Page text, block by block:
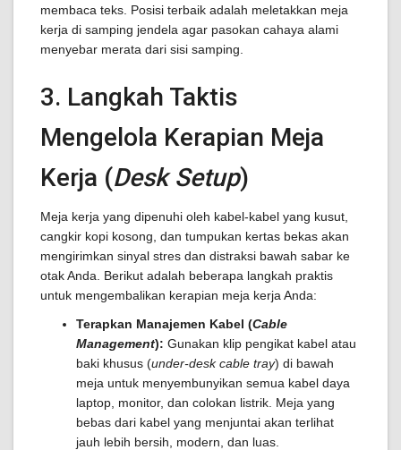
membaca teks. Posisi terbaik adalah meletakkan meja
kerja di samping jendela agar pasokan cahaya alami
menyebar merata dari sisi samping.
3. Langkah Taktis
Mengelola Kerapian Meja
Kerja (Desk Setup)
Meja kerja yang dipenuhi oleh kabel-kabel yang kusut,
cangkir kopi kosong, dan tumpukan kertas bekas akan
mengirimkan sinyal stres dan distraksi bawah sabar ke
otak Anda. Berikut adalah beberapa langkah praktis
untuk mengembalikan kerapian meja kerja Anda:
Terapkan Manajemen Kabel (Cable
Management): Gunakan klip pengikat kabel atau
baki khusus (under-desk cable tray) di bawah
meja untuk menyembunyikan semua kabel daya
laptop, monitor, dan colokan listrik. Meja yang
bebas dari kabel yang menjuntai akan terlihat
jauh lebih bersih, modern, dan luas.